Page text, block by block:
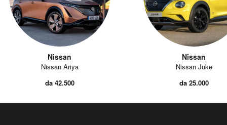
Nissan
Nissan Ariya
da 42.500
Nissan
Nissan Juke
da 25.000